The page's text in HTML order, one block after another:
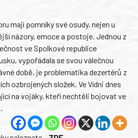
mají pomníky své osudy, nejen u
názory, emoce a postoje. Jednou z
ve Spolkové republice
vypořádala se svou válečnou
době, je problematika dezertérů z
ozbrojených složek. Ve Vídni dnes
na vojáky, kteří nechtěli bojovat ve